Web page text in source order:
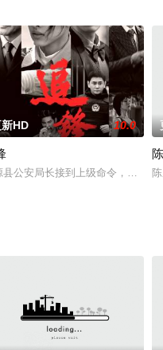
太 饰）当政，出身围棋世家的
去视力及说话的能力，后来他
HD 10.0
县公安局长接到上级命令，委派